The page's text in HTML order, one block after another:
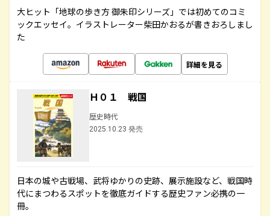
大ヒット「地球の歩き方 御朱印シリーズ」では初めてのコミ
ックエッセイ。イラストレーター柴田かおるが書きおろしまし
た
詳細を見る
Ｈ０１ 戦国
歴史時代
2025.10.23 発売
日本の城や古戦場、武将ゆかりの史跡、展示施設など、戦国時
代にまつわるスポットを徹底ガイドする歴史ファン必携の一
冊。